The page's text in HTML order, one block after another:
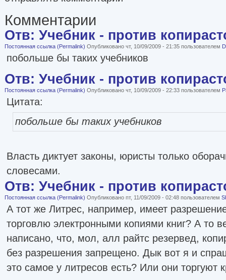
Комментарии
Отв: Учебник - против
Постоянная ссылка (Permalink) Опубликовано чт, 10/09/2009 - 21:35 пользователем
побольше бы таких учебников
Отв: Учебник - против
Постоянная ссылка (Permalink) Опубликовано чт, 10/09/2009 - 22:33 пользователем
Цитата:
побольше бы таких учебников
Власть диктует законы, юристы только
словесами.
Отв: Учебник - против
Постоянная ссылка (Permalink) Опубликовано пт, 11/09/2009 - 02:48 пользователем
А тот же Литрес, например, имеет
торговлю электронными копиями книг? А то
написано, что, мол, алл райтс резервед,
без разрешения запрещено. Дык вот я и
это самое у литресов есть? Или они торгуют